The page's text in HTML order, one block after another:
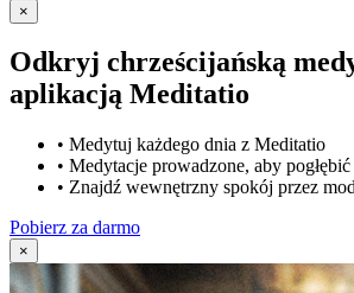
×
Odkryj chrześcijańską
aplikacją Meditatio
• Medytuj każdego dnia z Meditatio
• Medytacje prowadzone, aby
• Znajdź wewnętrzny spokój przez
Pobierz za darmo
×